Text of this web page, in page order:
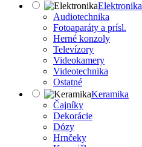
Elektronika
Audiotechnika
Fotoaparáty a prísl.
Herné konzoly
Televízory
Videokamery
Videotechnika
Ostatné
Keramika
Čajníky
Dekorácie
Dózy
Hrnčeky